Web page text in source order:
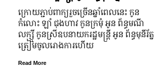
ក្រោយ​ភ្ជាប់​ពាក្យ​រួច​ច្រើន​ឆ្នាំ​ពេលនេះ កូន
កំលោះ ឡាំ ជុងហាវ កូនក្រមុំ អូន ព័ន្ធមណី
លក្ស្មី កូនស្រី​ឧបនាយករដ្ឋមន្ត្រី អូន ព័ន្ធមុនីរ័ត្ន
ត្រៀម​ចូល​រោងការ​ហើយ
Read More